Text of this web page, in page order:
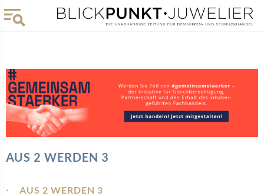
AUS 2 WERDEN 3
AUS 2 WERDEN 3